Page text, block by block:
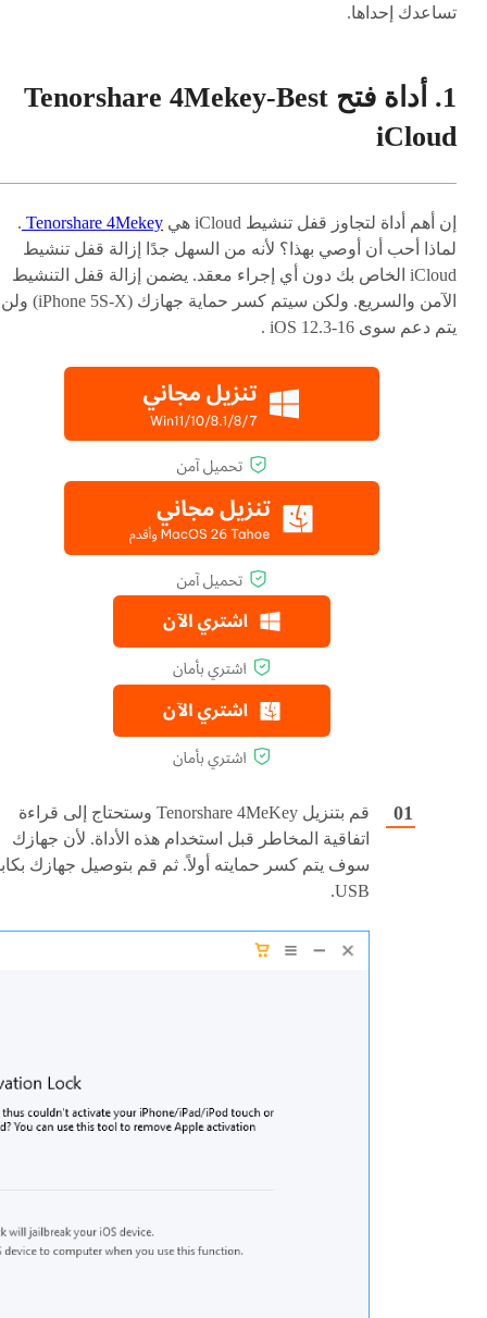
تساعدك إحداها.
1. أداة فتح Tenorshare 4Mekey-Best
iCloud
إن أهم أداة لتجاوز قفل تنشيط iCloud هي Tenorshare 4Mekey
.
لماذا أحب أن أوصي بهذا؟ لأنه من السهل جدًا إزالة قفل تنشيط
iCloud الخاص بك دون أي إجراء معقد. يضمن إزالة قفل التنشيط
الآمن والسريع. ولكن سيتم كسر حماية جهازك (iPhone 5S-X) ولن
يتم دعم سوى iOS 12.3-16 .
قم بتنزيل Tenorshare 4MeKey وستحتاج إلى قراءة
اتفاقية المخاطر قبل استخدام هذه الأداة. لأن جهازك
سوف يتم كسر حمايته أولاً. ثم قم بتوصيل جهازك
USB.